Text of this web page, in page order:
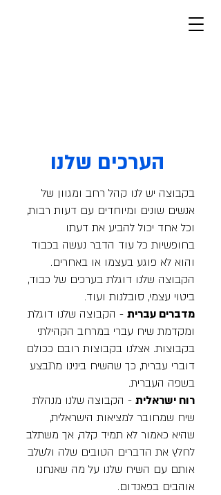
הערכים שלנו
בקבוצה יש לנו קהל רחב ומגוון של
אנשים שונים ומיוחדים עם דעות רבות,
וכל אחד יכול להביע את דעתו
בחופשיות כל עוד הדבר נעשה בכבוד
והוא לא פוגע בעצמו או באחרים.
הקבוצה שלנו דוגלת בערכים של כבוד,
ביטוי עצמי, סובלנות ועוד.
מדברים עברית - הקבוצה שלנו דוגלת
ומקדמת שיח עברי במרחב הקהילתי
בקבוצות. אצלנו בקבוצות רובם ככולם
דוברי עברית, כך שהשיח בינינו מתבצע
בשפה העברית.
רוח ישראלית - הקבוצה שלנו מנהלת
שיח שמחובר למציאות הישראלית,
שהיא כאמור לא תמיד קלה, אך משתלב
לחלץ את הדברים הטובים שלה ולשלב
אותם עם השיח שלנו על מה שאנחנו
אוהבים בפאנדום.